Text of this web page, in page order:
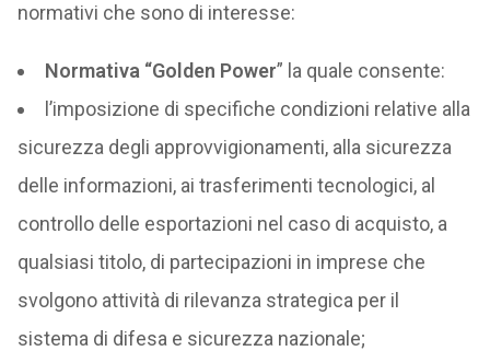
normativi che sono di interesse:
Normativa “Golden Power” la quale consente:
l’imposizione di specifiche condizioni relative alla
sicurezza degli approvvigionamenti, alla sicurezza
delle informazioni, ai trasferimenti tecnologici, al
controllo delle esportazioni nel caso di acquisto, a
qualsiasi titolo, di partecipazioni in imprese che
svolgono attività di rilevanza strategica per il
sistema di difesa e sicurezza nazionale;